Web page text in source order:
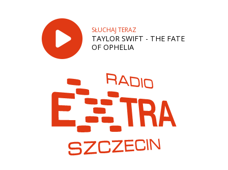
SŁUCHAJ TERAZ
TAYLOR SWIFT - THE FATE
OF OPHELIA